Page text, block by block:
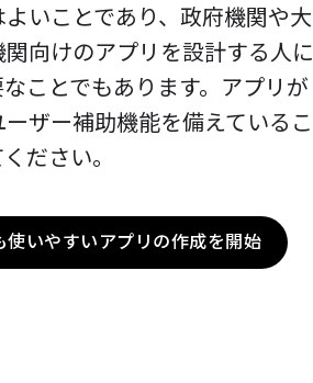
いことであり、政府機関や大
向けのアプリを設計する人に
ことでもあります。アプリが
ザー補助機能を備えているこ
ださい。
使いやすいアプリの作成を開始